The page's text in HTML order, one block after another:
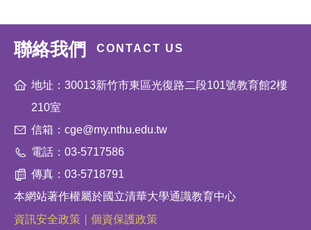
聯絡我們 CONTACT US
地址：30013新竹市東區光復路二段101號教育館2樓
210室
信箱：cge@my.nthu.edu.tw
電話：03-5717586
傳真：03-5718791
本網站著作權屬於國立清華大學通識教育中心
資訊安全政策
個資保護政策